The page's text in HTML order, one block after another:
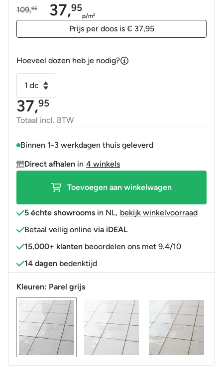
109,95
Oorspronkelijke
37,95
Huidige
p/m2
Prijs per doos is € 37,95
Hoeveel dozen heb je nodig?
friese
witjes
-
hollandse
witjes
13x13
aantal
37,95
Totaal incl. BTW
Binnen 1-3 werkdagen thuis geleverd
Direct afhalen in 4 winkels
Toevoegen aan winkelwagen
5 échte showrooms in NL, bekijk winkelvoorraad
Betaal veilig online via iDEAL
15.000+ klanten beoordelen ons met 9.4/10
14 dagen bedenktijd
Kleuren: Parel grijs